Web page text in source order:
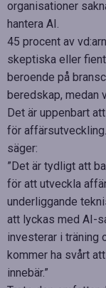
organisationer
hantera AI.
45 procent av
skeptiska eller
beroende på
beredskap, medan
Det är uppenbart
för
säger:
”Det är tydligt att
för att utveckla
underliggande
att lyckas med AI-
investerar i träning
kommer ha svårt
innebär.”